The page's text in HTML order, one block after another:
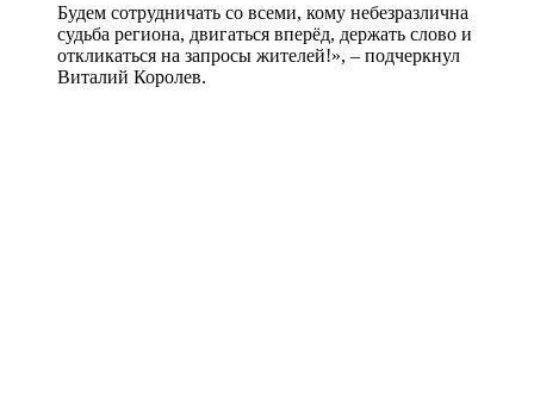
Будем сотрудничать со всеми, кому небезразлична
судьба региона, двигаться вперёд, держать слово и
откликаться на запросы жителей!», – подчеркнул
Виталий Королев.